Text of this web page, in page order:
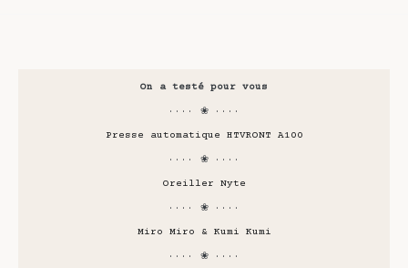
On a testé pour vous
···· ❀ ····
Presse automatique HTVRONT A100
···· ❀ ····
Oreiller Nyte
···· ❀ ····
Miro Miro & Kumi Kumi
···· ❀ ····